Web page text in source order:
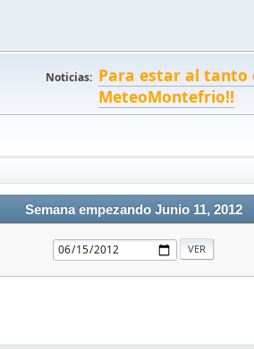
Noticias: Para estar al tanto
MeteoMontefrio!!
Semana empezando Junio 11, 2012